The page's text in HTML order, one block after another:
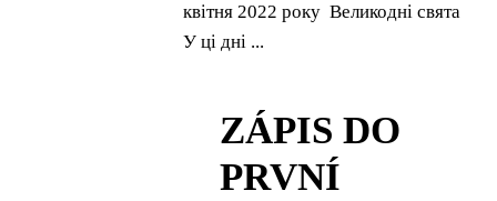
квітня 2022 року Великодні свята
У ці дні ...
ZÁPIS DO
PRVNÍ